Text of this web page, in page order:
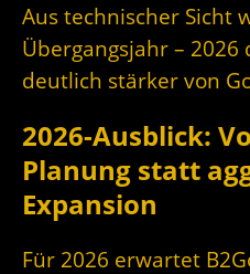
Aus technischer Sicht
Übergangsjahr –
deutlich stärker von
2026-Ausblick:
Planung statt
Expansion
Für 2026 erwartet